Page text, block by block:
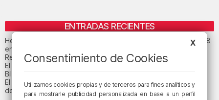
ENTRADAS RECIENTES
Heridas dos personas en un accidente entre tres vehículos en la A8
en Muskiz
Recuperado el cuerpo sin vida de una mujer en la ría de Bilbao
El tiempo este jueves en Bizkaia: cielo muy nuboso
Bilbao celebra el 27 de agosto el «Día de las Personas Mayores»
El Gobierno Vasco pide «agotar las vías» para reunir a los menores
de Ceuta con sus familias
X
Consentimiento de Cookies
Utilizamos cookies propias y de terceros para fines analíticos y
para mostrarle publicidad personalizada en base a un perfil